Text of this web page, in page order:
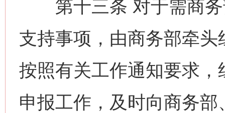
第十三条 对于需商务
支持事项，由商务部牵
按照有关工作通知要求
申报工作，及时向商务